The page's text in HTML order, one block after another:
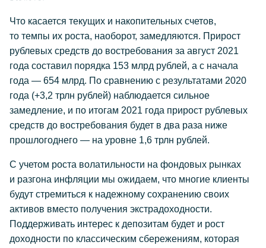
Что касается текущих и накопительных счетов,
то темпы их роста, наоборот, замедляются. Прирост
рублевых средств до востребования за август 2021
года составил порядка 153 млрд рублей, а с начала
года — 654 млрд. По сравнению с результатами 2020
года (+3,2 трлн рублей) наблюдается сильное
замедление, и по итогам 2021 года прирост рублевых
средств до востребования будет в два раза ниже
прошлогоднего — на уровне 1,6 трлн рублей.
С учетом роста волатильности на фондовых рынках
и разгона инфляции мы ожидаем, что многие клиенты
будут стремиться к надежному сохранению своих
активов вместо получения экстрадоходности.
Поддерживать интерес к депозитам будет и рост
доходности по классическим сбережениям, которая